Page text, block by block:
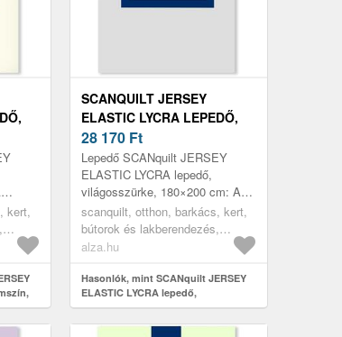
nem
kert,
SCANQUILT JERSEY
ELASTIC LYCRA LEPEDŐ,
VILÁGOSSZÜRKE, 180×200
CM
28 170 Ft
Lepedő SCANquilt JERSEY
ELASTIC LYCRA lepedő,
világosszürke, 180×200 cm: A
dizájnos Scanquilt lepedő nem
csak a matrac védelmét
biztosítja, de olya...
scanquilt, otthon, barkács, kert,
bútorok és lakberendezés,
lakástextil, ágyneműhuzatok,
alza.hu
Hasonlók, mint SCANquilt JERSEY
ELASTIC LYCRA lepedő,
világosszürke, 180×200 cm